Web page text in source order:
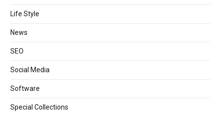
Life Style
News
SEO
Social Media
Software
Special Collections